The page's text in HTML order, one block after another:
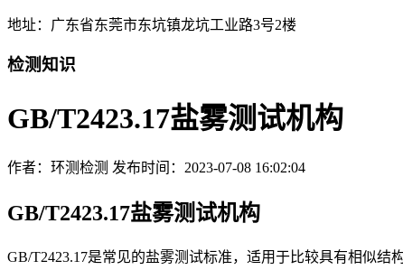
地址：广东省东莞市东坑镇龙坑工业路3号2楼
检测知识
GB/T2423.17盐雾测试机构
作者：环测检测 发布时间：2023-07-08 16:02:04
GB/T2423.17盐雾测试机构
GB/T2423.17是常见的盐雾测试标准，适用于比较具有相似